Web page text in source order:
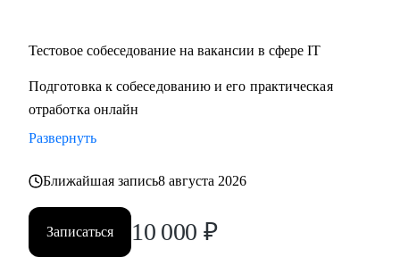
Тестовое собеседование на вакансии в сфере IT
Подготовка к собеседованию и его практическая
отработка онлайн
Развернуть
Ближайшая запись8 августа 2026
Записаться 10 000 ₽